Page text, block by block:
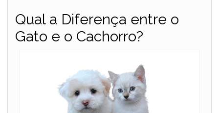
Qual a Diferença entre o
Gato e o Cachorro?